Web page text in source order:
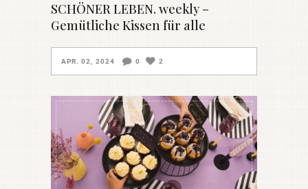
SCHÖNER LEBEN. weekly –
Gemütliche Kissen für alle
APR. 02, 2024 0 2